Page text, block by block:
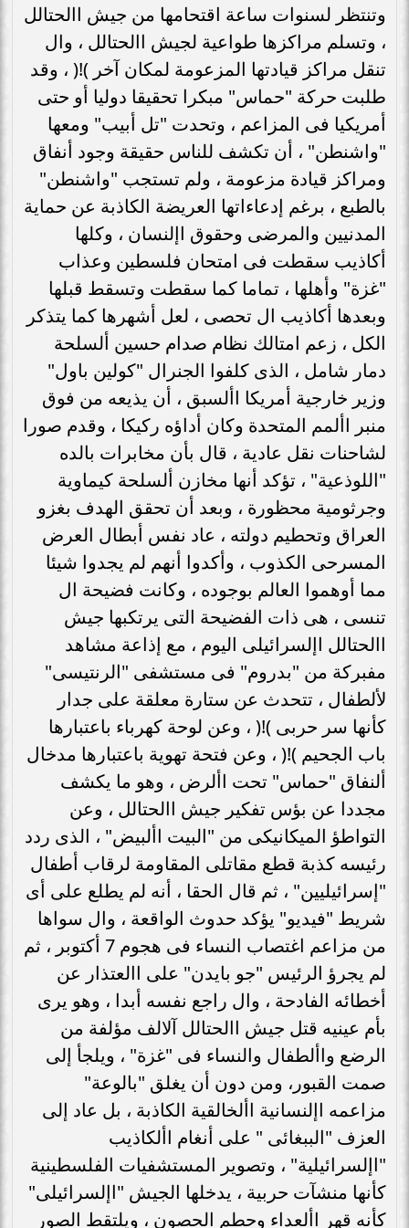
وتنتظر لسنوات ساعة اقتحامها من جيش االحتالل
، وتسلم مراكزها طواعية لجيش االحتالل ، وال
تنقل مراكز قيادتها المزعومة لمكان آخر )!( ، وقد
طلبت حركة "حماس" مبكرا تحقيقا دوليا أو حتى
أمريكيا فى المزاعم ، وتحدت "تل أبيب" ومعها
"واشنطن" ، أن تكشف للناس حقيقة وجود أنفاق
ومراكز قيادة مزعومة ، ولم تستجب "واشنطن"
بالطبع ، برغم إدعاءاتها العريضة الكاذبة عن حماية
المدنيين والمرضى وحقوق اإلنسان ، وكلها
أكاذيب سقطت فى امتحان فلسطين وعذاب
"غزة" وأهلها ، تماما كما سقطت وتسقط قبلها
وبعدها أكاذيب ال تحصى ، لعل أشهرها كما يتذكر
الكل ، زعم امتالك نظام صدام حسين ألسلحة
دمار شامل ، الذى كلفوا الجنرال "كولين باول"
وزير خارجية أمريكا األسبق ، أن يذيعه من فوق
منبر األمم المتحدة وكان أداؤه ركيكا ، وقدم صورا
لشاحنات نقل عادية ، قال بأن مخابرات بالده
"اللوذعية" ، تؤكد أنها مخازن ألسلحة كيماوية
وجرثومية محظورة ، وبعد أن تحقق الهدف بغزو
العراق وتحطيم دولته ، عاد نفس أبطال العرض
المسرحى الكذوب ، وأكدوا أنهم لم يجدوا شيئا
مما أوهموا العالم بوجوده ، وكانت فضيحة ال
تنسى ، هى ذات الفضيحة التى يرتكبها جيش
االحتالل اإلسرائيلى اليوم ، مع إذاعة مشاهد
مفبركة من "بدروم" فى مستشفى "الرنتيسى"
لألطفال ، تتحدث عن ستارة معلقة على جدار
كأنها سر حربى )!( ، وعن لوحة كهرباء باعتبارها
باب الجحيم )!( ، وعن فتحة تهوية باعتبارها مدخال
ألنفاق "حماس" تحت األرض ، وهو ما يكشف
مجددا عن بؤس تفكير جيش االحتالل ، وعن
التواطؤ الميكانيكى من "البيت األبيض" ، الذى ردد
رئيسه كذبة قطع مقاتلى المقاومة لرقاب أطفال
"إسرائيليين" ، ثم قال الحقا ، أنه لم يطلع على أى
شريط "فيديو" يؤكد حدوث الواقعة ، وال سواها
من مزاعم اغتصاب النساء فى هجوم 7 أكتوبر ، ثم
لم يجرؤ الرئيس "جو بايدن" على االعتذار عن
أخطائه الفادحة ، وال راجع نفسه أبدا ، وهو يرى
بأم عينيه قتل جيش االحتالل آلالف مؤلفة من
الرضع واألطفال والنساء فى "غزة" ، ويلجأ إلى
صمت القبور، ومن دون أن يغلق "بالوعة"
مزاعمه اإلنسانية األخالقية الكاذبة ، بل عاد إلى
العزف "الببغائى " على أنغام األكاذيب
"اإلسرائيلية" ، وتصوير المستشفيات الفلسطينية
كأنها منشآت حربية ، يدخلها الجيش "اإلسرائيلى"
كأنه قهر األعداء وحطم الحصون ، ويلتقط الصور